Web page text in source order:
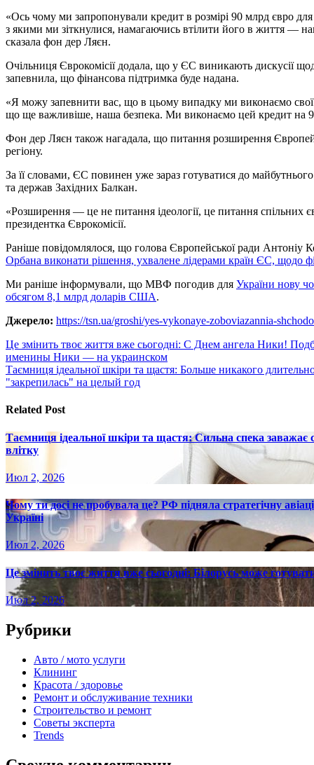
«Ось чому ми запропонували кредит в розмірі 90 млрд євро
з якими ми зіткнулися, намагаючись втілити його в життя —
сказала фон дер Ляєн.
Очільниця Єврокомісії додала, що у ЄС виникають дискусії
запевнила, що фінансова підтримка буде надана.
«Я можу запевнити вас, що в цьому випадку ми виконаємо
що ще важливіше, наша безпека. Ми виконаємо цей кредит на
Фон дер Ляєн також нагадала, що питання розширення
регіону.
За її словами, ЄС повинен уже зараз готуватися до
та держав Західних Балкан.
«Розширення — це не питання ідеології, це питання спільних
президентка Єврокомісії.
Раніше повідомлялося, що голова Європейської ради Антоніу
Орбана виконати рішення, ухвалене лідерами країн ЄС, щодо
Ми раніше інформували, що МВФ погодив для України нову
обсягом 8,1 млрд доларів США.
Джерело: https://tsn.ua/groshi/yes-vykonaye-zoboviazannia-
Навигация
по
записям
Це змінить твоє життя вже сьогодні: С Днем ангела Ники!
именины Ники — на украинском
Таємниця ідеальної шкіри та щастя: Больше никакого
"закрепилась" на целый год
Related Post
Таємниця ідеальної шкіри та щастя: Сильна спека
влітку
Июл 2, 2026
Чому ти досі не пробувала це? РФ підняла стратегічну
Україні
Июл 2, 2026
Це змінить твоє життя вже сьогодні: Білорусь може
Июл 2, 2026
Рубрики
Авто / мото услуги
Клининг
Красота / здоровье
Ремонт и обслуживание техники
Строительство и ремонт
Советы эксперта
Trends